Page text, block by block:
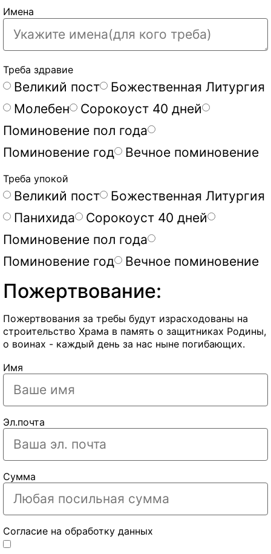
Имена
Треба здравие
Великий пост
Божественная Литургия
Молебен
Сорокоуст 40 дней
Поминовение пол года
Поминовение год
Вечное поминовение
Треба упокой
Великий пост
Божественная Литургия
Панихида
Сорокоуст 40 дней
Поминовение пол года
Поминовение год
Вечное поминовение
Пожертвование:
Пожертвования за требы будут израсходованы на
строительство Храма в память о защитниках Родины,
о воинах - каждый день за нас ныне погибающих.
Имя
Эл.почта
Сумма
Согласие на обработку данных